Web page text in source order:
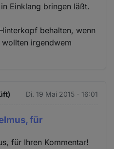
Einklang bringen läßt.
behalten, wenn
irgendwem
Di. 19 Mai 2015 - 16:01
für
für Ihren Kommentar!